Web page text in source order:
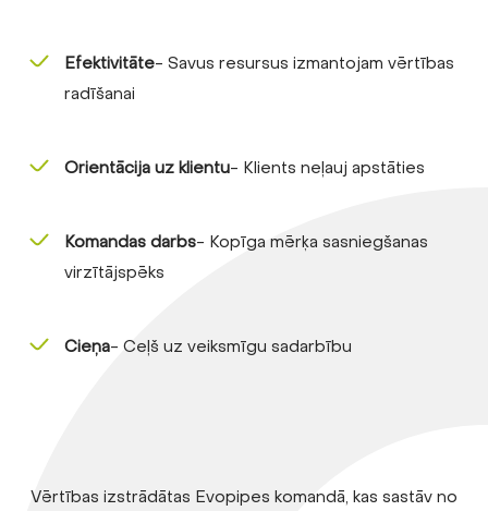
Efektivitāte- Savus resursus izmantojam vērtības
radīšanai
Orientācija uz klientu- Klients neļauj apstāties
Komandas darbs- Kopīga mērķa sasniegšanas
virzītājspēks
Cieņa- Ceļš uz veiksmīgu sadarbību
Vērtības izstrādātas Evopipes komandā, kas sastāv no